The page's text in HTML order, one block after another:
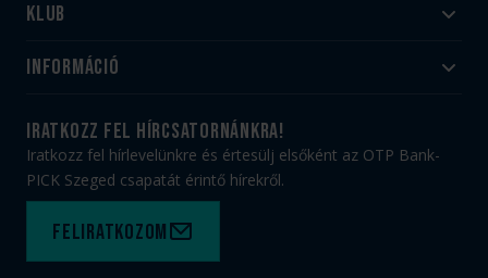
Felnőtt
Utánpótlás
Klub
#HandballFamily
Munkatársaink
PICK Aréna
Sajtóakkreditáció
Információ
Jegy- és bérletvásárlás
Webshop
Adatvédelem
Felhasználási feltételek
Kapcsolat
iratkozz fel hírcsatornánkra!
Iratkozz fel hírlevelünkre és értesülj elsőként az OTP Bank-
PICK Szeged csapatát érintő hírekről.
Feliratkozom